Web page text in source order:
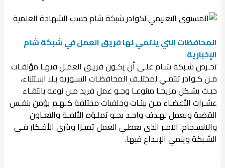
المحافظات التي ينتمي لها فريق العمل في شبكة شام
الإخبارية:
تحـرص شـبكة شـام علـى أن يكـون فريـق العمـل فيهـا مؤلفـات
مـن كـوادر تنتمـي لمختلـف المحافظـات السـورية بـلا اسـتثناء،
حيـث يشـكل مزيجـا متنوعـا وجـو عمل فريد مـن نوعه بالتقـاء
عشـرات الأعضـاء مـن بيئـات وخلفيات مختلفة كلهـم يؤمن بنفـس
القضية ويعمل لهـدف واحـد بجـو تملـؤه الألفـة والتعـاون
والانسـجام. الامـر الذي يعطـي العمل تميـزا ويثري الأفـكار فـي
الشـبكة وينمي الإبـداع فيها.